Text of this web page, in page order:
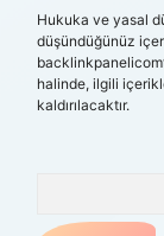
Hukuka ve yasal
düşündüğünüz
halinde, ilgili
kaldırılacaktır.